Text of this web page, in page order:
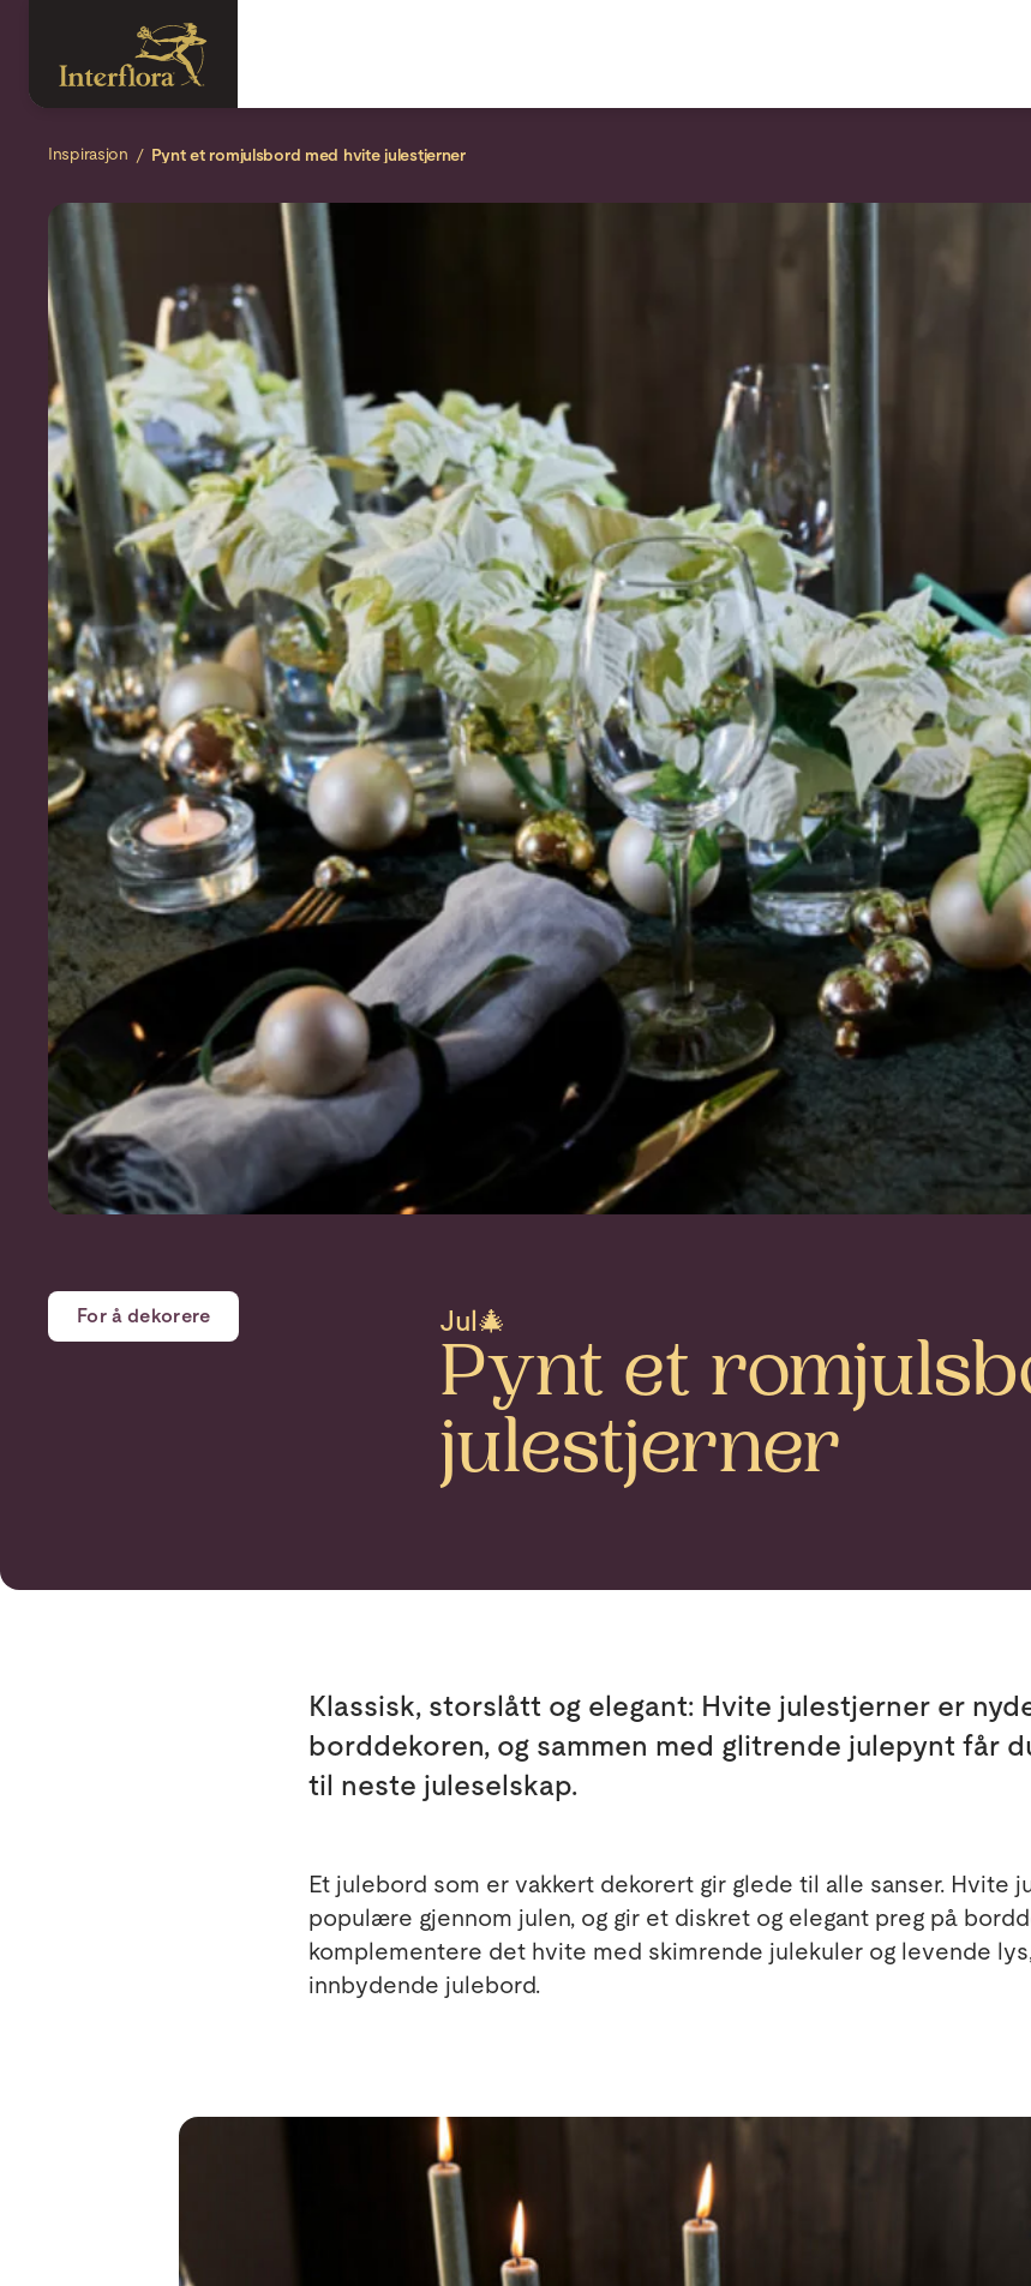
Inspirasjon Pynt et romjulsbord med hvite julestjerner
For å dekorere Jul🎄
Pynt et
julestjerner
Klassisk, storslått og elegant: Hvite julestjerner er
borddekoren, og sammen med glitrende julepynt får
til neste juleselskap.
Et julebord som er vakkert dekorert gir glede til alle sanser. Hvite
populære gjennom julen, og gir et diskret og elegant preg på
komplementere det hvite med skimrende julekuler og levende
innbydende julebord.